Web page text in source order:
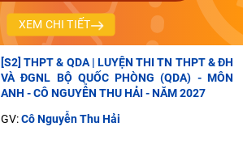
XEM CHI TIẾT
[S2] THPT & QDA | LUYỆN THI TN THPT & ĐH
VÀ ĐGNL BỘ QUỐC PHÒNG (QDA) - MÔN
ANH - CÔ NGUYỄN THU HẢI - NĂM 2027
GV:Cô Nguyễn Thu Hải